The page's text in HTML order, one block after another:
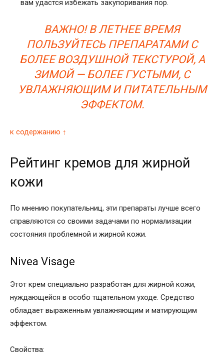
вам удастся избежать закупоривания пор.
ВАЖНО! В ЛЕТНЕЕ ВРЕМЯ
ПОЛЬЗУЙТЕСЬ ПРЕПАРАТАМИ С
БОЛЕЕ ВОЗДУШНОЙ ТЕКСТУРОЙ, А
ЗИМОЙ — БОЛЕЕ ГУСТЫМИ, С
УВЛАЖНЯЮЩИМ И ПИТАТЕЛЬНЫМ
ЭФФЕКТОМ.
к содержанию ↑
Рейтинг кремов для жирной
кожи
По мнению покупательниц, эти препараты лучше всего
справляются со своими задачами по нормализации
состояния проблемной и жирной кожи.
Nivea Visage
Этот крем специально разработан для жирной кожи,
нуждающейся в особо тщательном уходе. Средство
обладает выраженным увлажняющим и матирующим
эффектом.
Свойства: